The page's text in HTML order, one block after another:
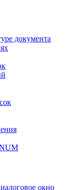
документа
окно